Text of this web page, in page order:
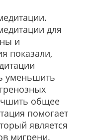
для
и
показали,
уменьшить
общее
помогает
является
мигрени.